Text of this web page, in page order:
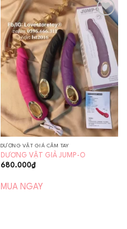
Add to
wishlist
DƯƠNG VẬT GIẢ CẦM TAY
DƯƠNG VẬT GIẢ JUMP-O
680.000₫
MUA NGAY